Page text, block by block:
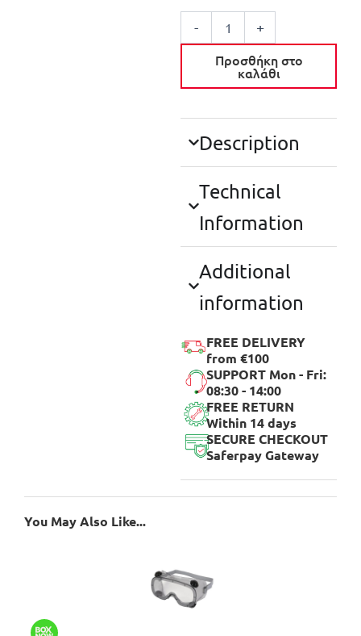
- +
Προσθήκη στο
καλάθι
Description
Technical
Information
Additional
information
FREE DELIVERY
from €100
SUPPORT Mon - Fri:
08:30 - 14:00
FREE RETURN
Within 14 days
SECURE CHECKOUT
Saferpay Gateway
You May Also Like...